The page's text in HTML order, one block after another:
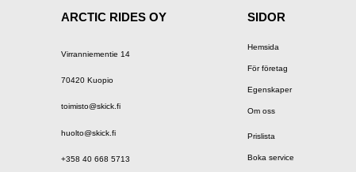
ARCTIC RIDES OY
Virranniementie 14
70420 Kuopio
toimisto@skick.fi
huolto@skick.fi
+358 40 668 5713
SIDOR
Hemsida
För företag
Egenskaper
Om oss
Prislista
Boka service